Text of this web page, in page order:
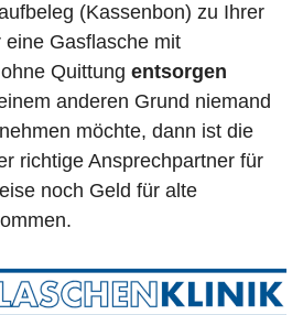
(Kassenbon) zu Ihrer
Gasflasche mit
Quittung entsorgen
anderen Grund niemand
möchte, dann ist die
richtige Ansprechpartner für
noch Geld für alte